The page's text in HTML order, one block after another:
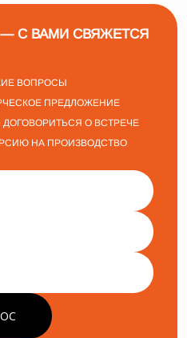
— С ВАМИ СВЯЖЕТСЯ
ВОПРОСЫ
ПРЕДЛОЖЕНИЕ
О ВСТРЕЧЕ
НА ПРОИЗВОДСТВО